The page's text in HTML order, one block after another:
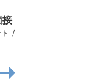
接